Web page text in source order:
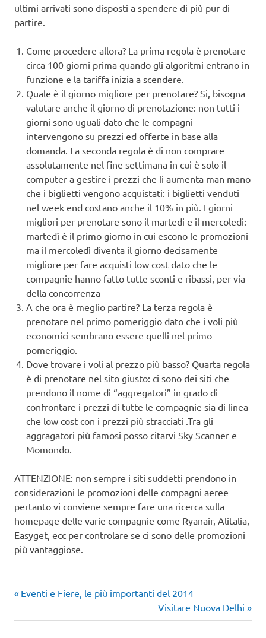
ultimi arrivati sono disposti a spendere di più pur di
partire.
Come procedere allora? La prima regola è prenotare
circa 100 giorni prima quando gli algoritmi entrano in
funzione e la tariffa inizia a scendere.
Quale è il giorno migliore per prenotare? Si, bisogna
valutare anche il giorno di prenotazione: non tutti i
giorni sono uguali dato che le compagni
intervengono su prezzi ed offerte in base alla
domanda. La seconda regola è di non comprare
assolutamente nel fine settimana in cui è solo il
computer a gestire i prezzi che li aumenta man mano
che i biglietti vengono acquistati: i biglietti venduti
nel week end costano anche il 10% in più. I giorni
migliori per prenotare sono il martedi e il mercoledi:
martedì è il primo giorno in cui escono le promozioni
ma il mercoledì diventa il giorno decisamente
migliore per fare acquisti low cost dato che le
compagnie hanno fatto tutte sconti e ribassi, per via
della concorrenza
A che ora è meglio partire? La terza regola è
prenotare nel primo pomeriggio dato che i voli più
economici sembrano essere quelli nel primo
pomeriggio.
Dove trovare i voli al prezzo più basso? Quarta regola
è di prenotare nel sito giusto: ci sono dei siti che
prendono il nome di “aggregatori” in grado di
confrontare i prezzi di tutte le compagnie sia di linea
che low cost con i prezzi più stracciati .Tra gli
aggragatori più famosi posso citarvi Sky Scanner e
Momondo.
ATTENZIONE: non sempre i siti suddetti prendono in
considerazioni le promozioni delle compagni aeree
pertanto vi conviene sempre fare una ricerca sulla
homepage delle varie compagnie come Ryanair, Alitalia,
Easyget, ecc per controlare se ci sono delle promozioni
più vantaggiose.
Navigazione
articoli
Articolo
Eventi e Fiere, le più importanti del 2014
Articolo
successivo:
Visitare Nuova Delhi